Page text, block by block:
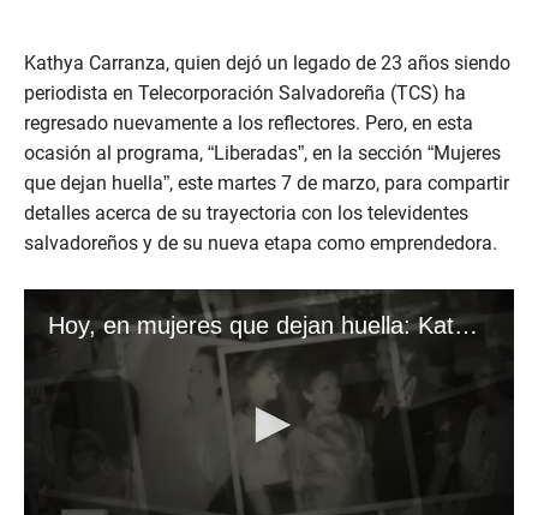
Kathya Carranza, quien dejó un legado de 23 años siendo
periodista en Telecorporación Salvadoreña (TCS) ha
regresado nuevamente a los reflectores. Pero, en esta
ocasión al programa, “Liberadas”, en la sección “Mujeres
que dejan huella”, este martes 7 de marzo, para compartir
detalles acerca de su trayectoria con los televidentes
salvadoreños y de su nueva etapa como emprendedora.